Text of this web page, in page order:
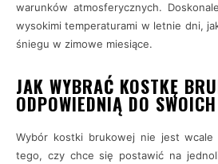
warunków atmosferycznych.
wysokimi temperaturami w letnie dni,
śniegu w zimowe miesiące.
JAK WYBRAĆ KOSTKĘ
ODPOWIEDNIĄ DO
Wybór kostki brukowej nie jest
tego, czy chce się postawić na